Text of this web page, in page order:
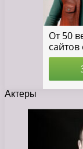
Актеры